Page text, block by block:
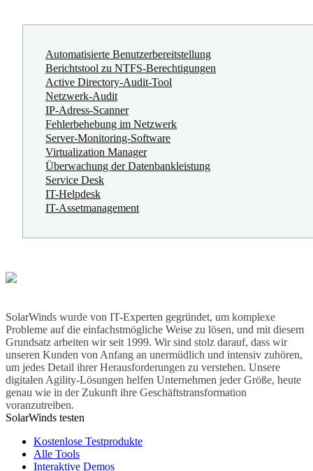
Automatisierte Benutzerbereitstellung
Berichtstool zu NTFS-Berechtigungen
Active Directory-Audit-Tool
Netzwerk-Audit
IP-Adress-Scanner
Fehlerbehebung im Netzwerk
Server-Monitoring-Software
Virtualization Manager
Überwachung der Datenbankleistung
Service Desk
IT-Helpdesk
IT-Assetmanagement
SolarWinds wurde von IT-Experten gegründet, um komplexe
Probleme auf die einfachstmögliche Weise zu lösen, und mit diesem
Grundsatz arbeiten wir seit 1999. Wir sind stolz darauf, dass wir
unseren Kunden von Anfang an unermüdlich und intensiv zuhören,
um jedes Detail ihrer Herausforderungen zu verstehen. Unsere
digitalen Agility-Lösungen helfen Unternehmen jeder Größe, heute
genau wie in der Zukunft ihre Geschäftstransformation
voranzutreiben.
SolarWinds testen
Kostenlose Testprodukte
Alle Tools
Interaktive Demos